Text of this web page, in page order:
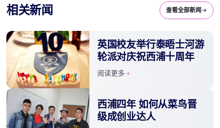
相关新闻 查看全部新闻
英国校友举行泰晤士河游
轮派对庆祝西浦十周年
阅读更多
西浦四年 如何从菜鸟晋
级成创业达人